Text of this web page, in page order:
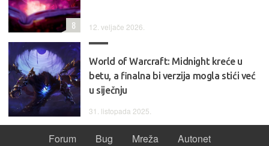
12. veljače 2026.
8
World of Warcraft: Midnight kreće u
betu, a finalna bi verzija mogla stići već
u siječnju
31. listopada 2025.
Forum Bug Mreža
Autonet